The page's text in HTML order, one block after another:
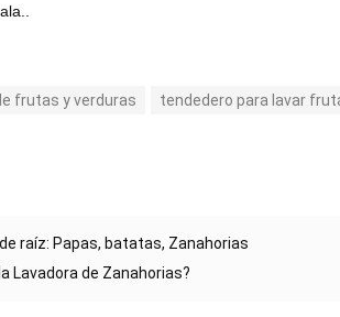
frutas y verduras
tendedero para lavar
raíz: Papas, batatas, Zanahorias
Lavadora de Zanahorias?